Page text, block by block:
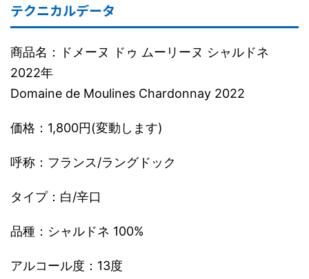
テクニカルデータ
商品名：ドメーヌ ドゥ ムーリーヌ シャルドネ
2022年
Domaine de Moulines Chardonnay 2022
価格：1,800円(変動します)
呼称：フランス/ラングドック
タイプ：白/辛口
品種：シャルドネ 100%
アルコール度：13度